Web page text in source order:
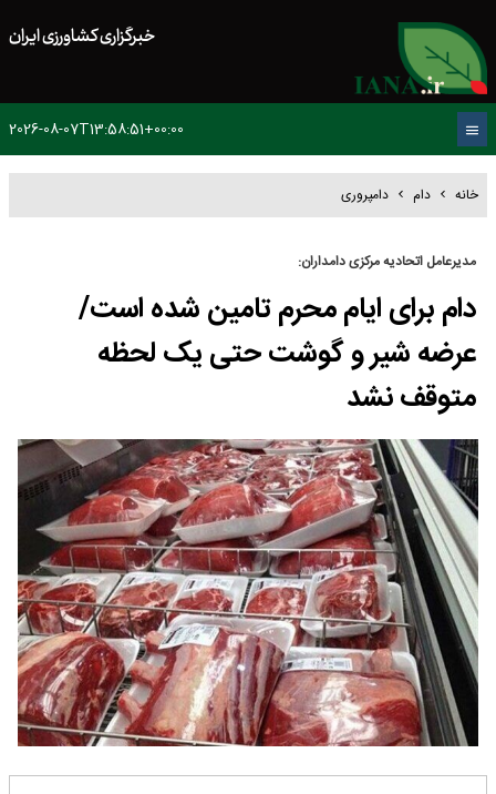
خبرگزاری کشاورزی ایران
2026-08-07T13:58:51+00:00
خانه دام دامپروری
مدیرعامل اتحادیه مرکزی دامداران:
دام برای ایام محرم تامین شده است/
عرضه شیر و گوشت حتی یک لحظه
متوقف نشد